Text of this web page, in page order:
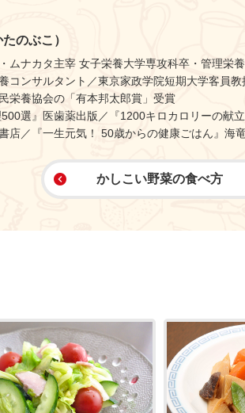
のぶこ）
ムナカタ主宰 女子栄養大学専攻科卒・管理栄
コンサルタント／東京家政学院短期大学客員教
栄養協会の「有本邦太郎賞」受賞
選』医歯薬出版／『1200キロカロリーの献
店／『一生元気！ 50歳からの健康ごはん』海
かしこい野菜の食べ方